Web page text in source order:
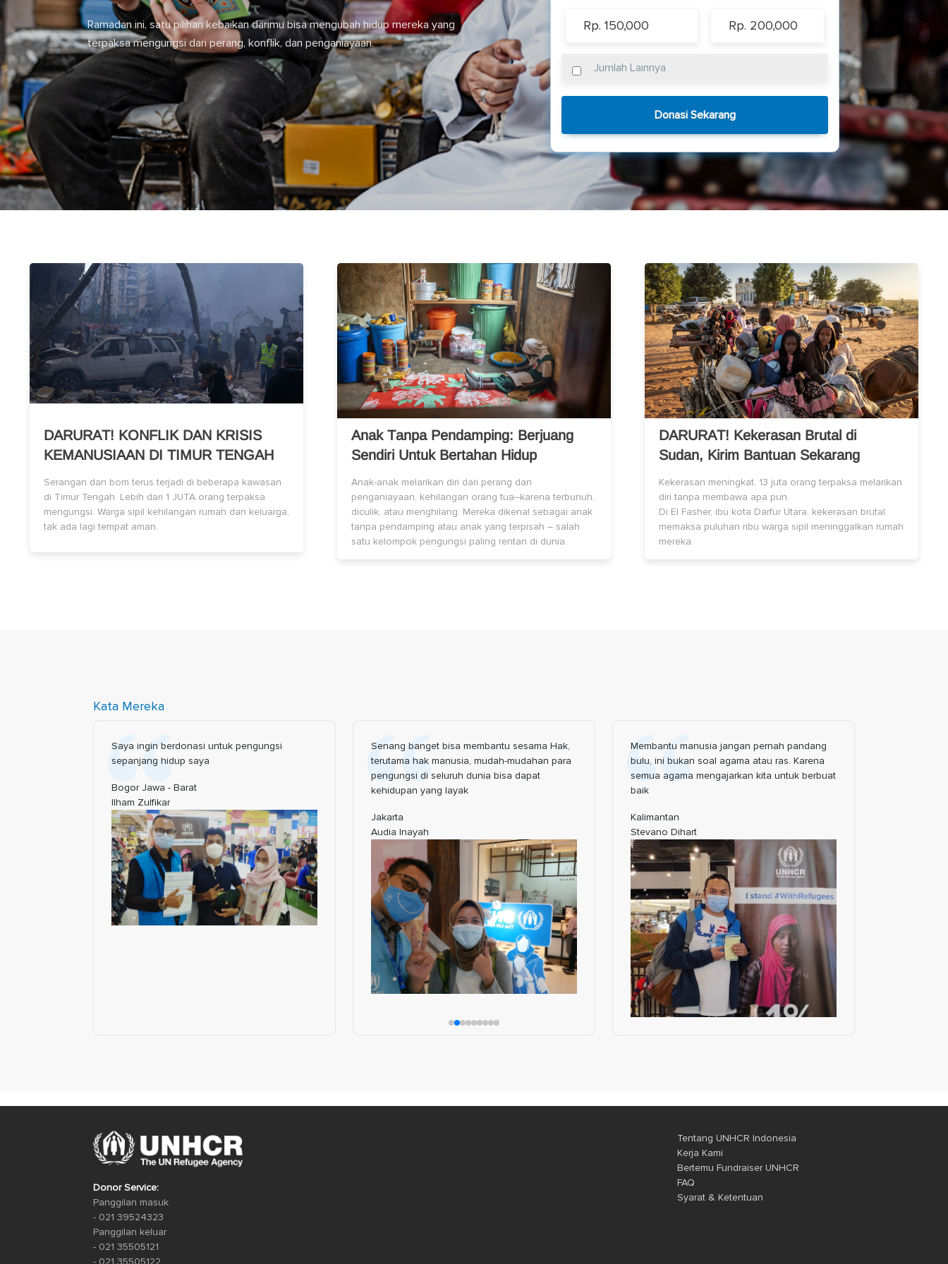
Ramadan ini, satu pilihan kebaikan darimu bisa mengubah hidup mereka yang
terpaksa mengungsi dari perang, konflik, dan penganiayaan.
Rp. 150,000 Rp. 200,000
Donasi Sekarang
DARURAT! KONFLIK DAN KRISIS
KEMANUSIAAN DI TIMUR TENGAH
Serangan dan bom terus terjadi di beberapa kawasan
di Timur Tengah. Lebih dari 1 JUTA orang terpaksa
mengungsi. Warga sipil kehilangan rumah dan keluarga,
tak ada lagi tempat aman.
Anak Tanpa Pendamping: Berjuang
Sendiri Untuk Bertahan Hidup
Anak-anak melarikan diri dari perang dan
penganiayaan, kehilangan orang tua–karena terbunuh,
diculik, atau menghilang. Mereka dikenal sebagai anak
tanpa pendamping atau anak yang terpisah – salah
satu kelompok pengungsi paling rentan di dunia.
DARURAT! Kekerasan Brutal di
Sudan, Kirim Bantuan Sekarang
Kekerasan meningkat. 13 juta orang terpaksa melarikan
diri tanpa membawa apa pun.
Di El Fasher, ibu kota Darfur Utara, kekerasan brutal
memaksa puluhan ribu warga sipil meninggalkan rumah
mereka.
Kata Mereka
Saya ingin berdonasi untuk pengungsi
sepanjang hidup saya
Bogor Jawa - Barat
Ilham Zulfikar
Senang banget bisa membantu sesama Hak,
terutama hak manusia, mudah-mudahan para
pengungsi di seluruh dunia bisa dapat
kehidupan yang layak
Jakarta
Audia Inayah
Membantu manusia jangan pernah pandang
bulu, ini bukan soal agama atau ras. Karena
semua agama mengajarkan kita untuk berbuat
baik
Kalimantan
Stevano Dihart
Donor Service:
Panggilan masuk
- 021 39524323
Panggilan keluar
- 021 35505121
FOOTER
Tentang UNHCR Indonesia
Kerja Kami
Bertemu Fundraiser UNHCR
FAQ
Syarat & Ketentuan